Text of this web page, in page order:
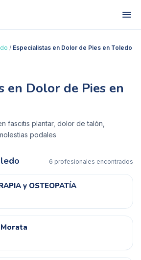
/ Especialistas en Dolor de Pies en Toledo
en Dolor de Pies en
fascitis plantar, dolor de talón,
podales
6 profesionales encontrados
y OSTEOPATÍA